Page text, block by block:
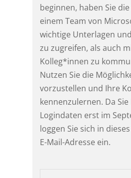
beginnen, haben Sie
einem Team von
wichtige Unterlagen
zu zugreifen, als auch
Kolleg*innen zu
Nutzen Sie die
vorzustellen und Ihre
kennenzulernen. Da Sie
Logindaten erst im
loggen Sie sich in
E-Mail-Adresse ein.